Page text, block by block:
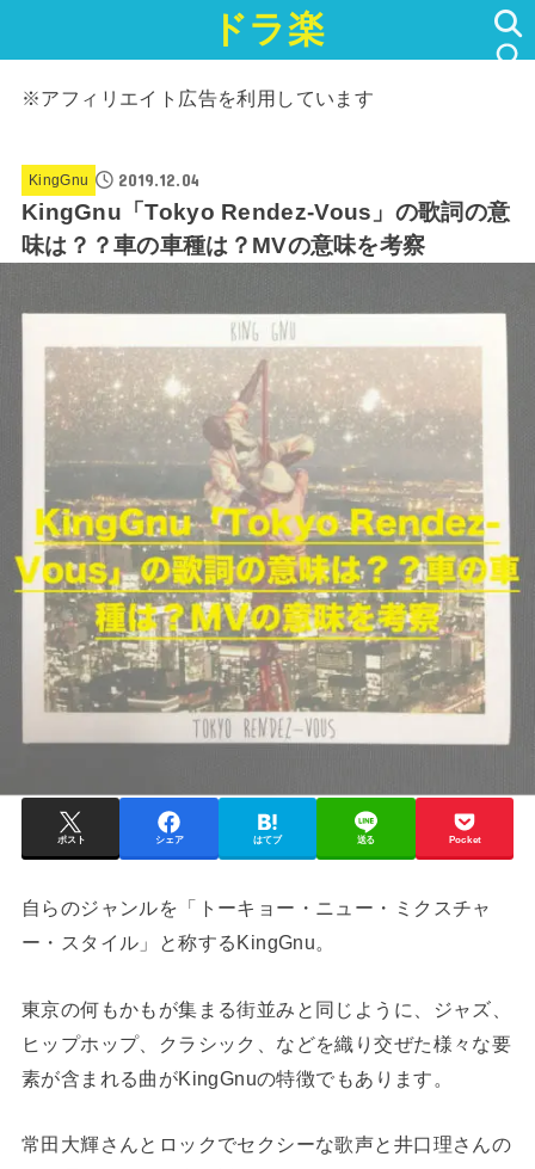
ドラ楽
※アフィリエイト広告を利用しています
KingGnu 2019.12.04
KingGnu「Tokyo Rendez-Vous」の歌詞の意
味は？？車の車種は？MVの意味を考察
ポスト シェア はてブ 送る Pocket
自らのジャンルを「トーキョー・ニュー・ミクスチャ
ー・スタイル」と称するKingGnu。
東京の何もかもが集まる街並みと同じように、ジャズ、
ヒップホップ、クラシック、などを織り交ぜた様々な要
素が含まれる曲がKingGnuの特徴でもあります。
常田大輝さんとロックでセクシーな歌声と井口理さんの